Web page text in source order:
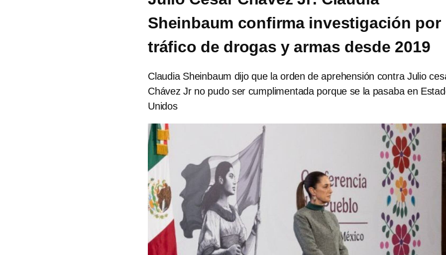
Sheinbaum confirma investigación por
tráfico de drogas y armas desde 2019
Claudia Sheinbaum dijo que la orden de aprehensión contra Julio
Chávez Jr no pudo ser cumplimentada porque se la pasaba en
Unidos